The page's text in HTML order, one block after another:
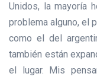
Unidos, la mayoría
problema alguno, el
como el del
también están
el lugar. Mis